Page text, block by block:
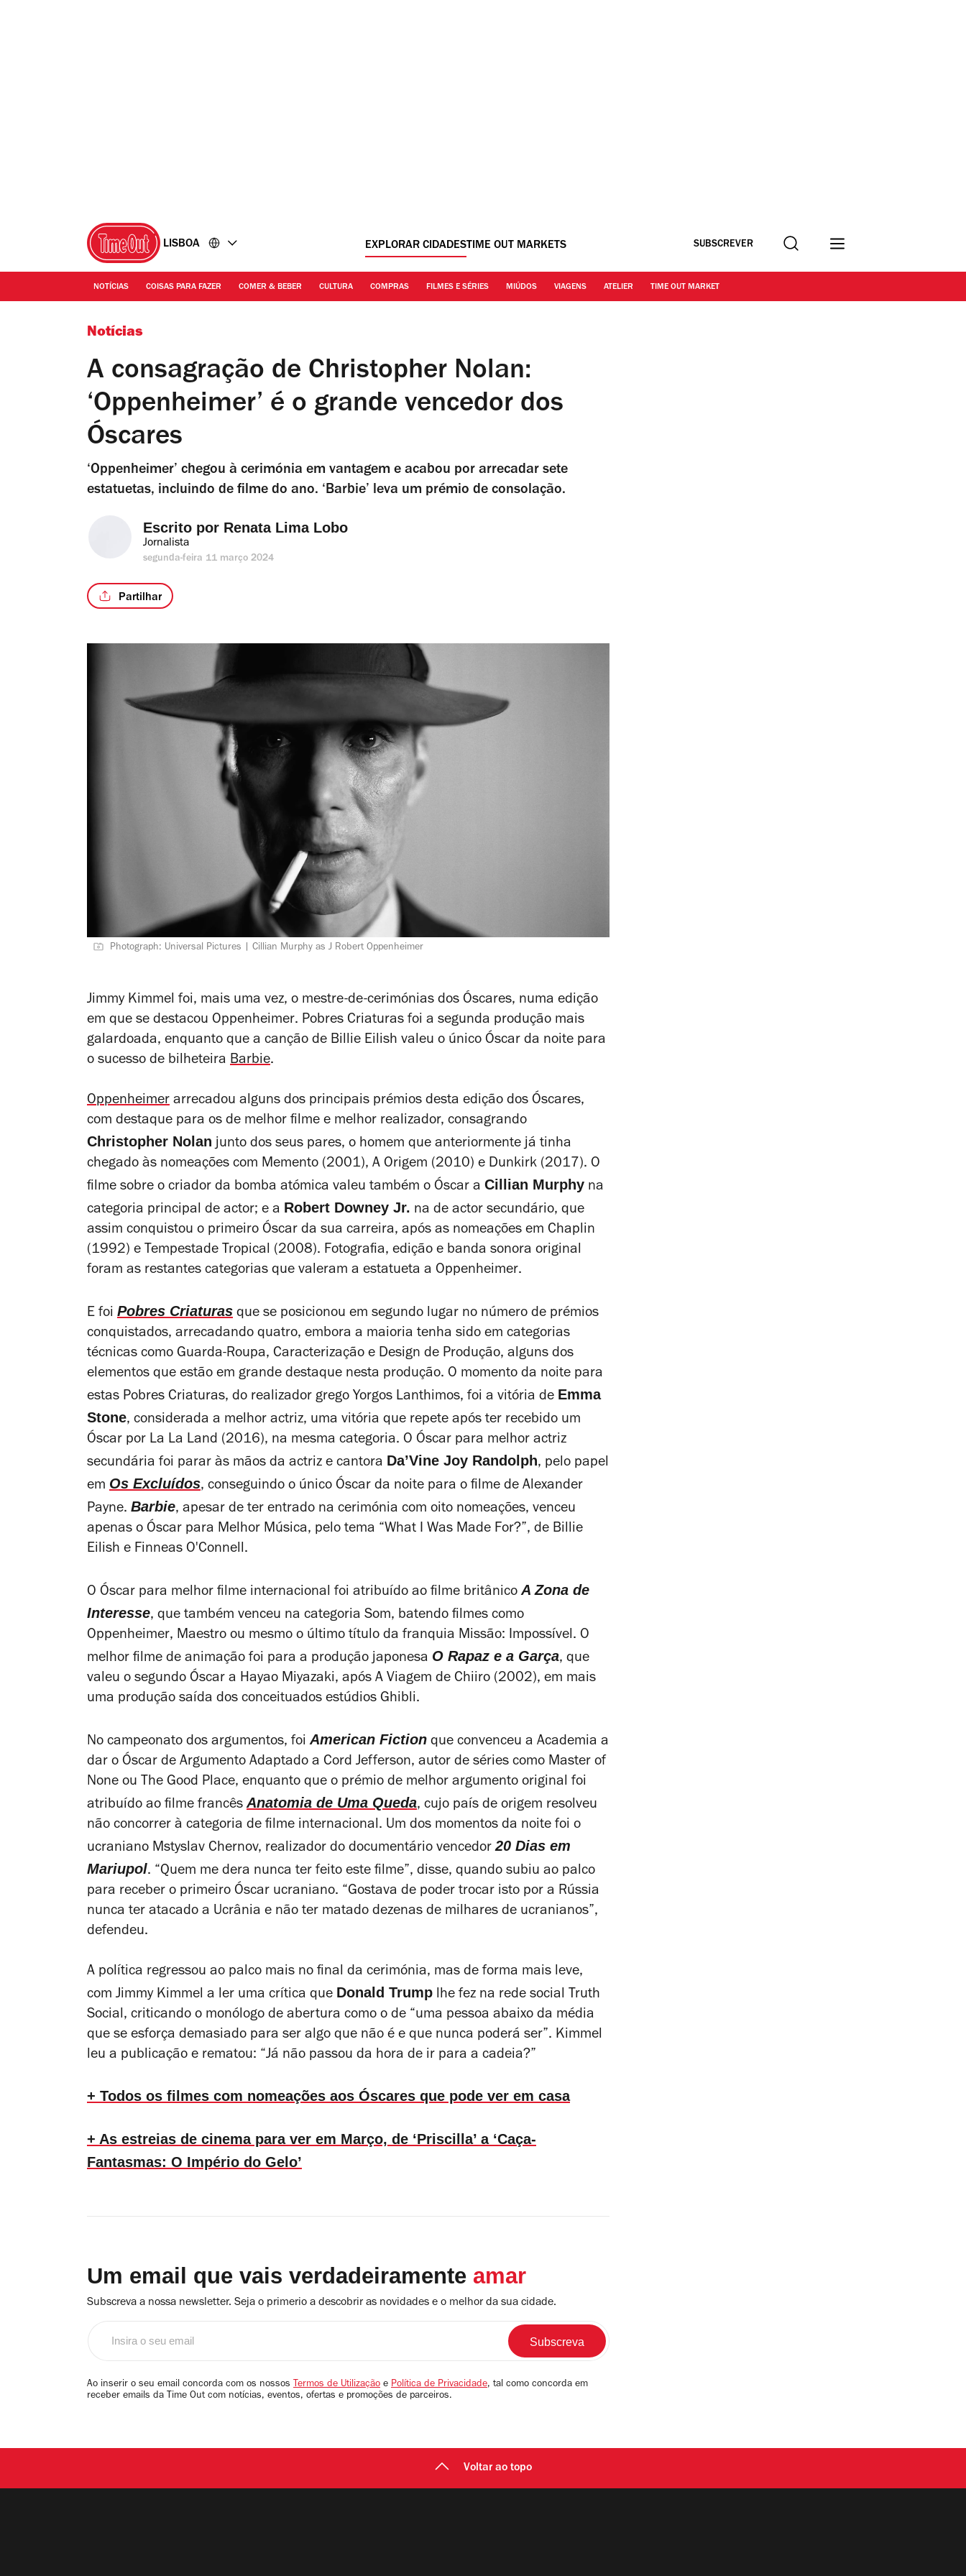
LISBOA EXPLORAR CIDADESTIME OUT MARKETS SUBSCREVER Procurar
NOTÍCIAS COISAS PARA FAZER COMER & BEBER CULTURA COMPRAS FILMES E SÉRIES MIÚDOS VIAGENS ATELIER TIME OUT MARKET
Notícias
A consagração de Christopher Nolan:
‘Oppenheimer’ é o grande vencedor dos
Óscares
‘Oppenheimer’ chegou à cerimónia em vantagem e acabou por arrecadar sete
estatuetas, incluindo de filme do ano. ‘Barbie’ leva um prémio de consolação.
Escrito por Renata Lima Lobo
Jornalista
segunda-feira 11 março 2024
Partilhar
Photograph: Universal Pictures | Cillian Murphy as J Robert Oppenheimer
Jimmy Kimmel foi, mais uma vez, o mestre-de-cerimónias dos Óscares, numa edição
em que se destacou Oppenheimer. Pobres Criaturas foi a segunda produção mais
galardoada, enquanto que a canção de Billie Eilish valeu o único Óscar da noite para
o sucesso de bilheteira Barbie.
Oppenheimer arrecadou alguns dos principais prémios desta edição dos Óscares,
com destaque para os de melhor filme e melhor realizador, consagrando
Christopher Nolan junto dos seus pares, o homem que anteriormente já tinha
chegado às nomeações com Memento (2001), A Origem (2010) e Dunkirk (2017). O
filme sobre o criador da bomba atómica valeu também o Óscar a Cillian Murphy na
categoria principal de actor; e a Robert Downey Jr. na de actor secundário, que
assim conquistou o primeiro Óscar da sua carreira, após as nomeações em Chaplin
(1992) e Tempestade Tropical (2008). Fotografia, edição e banda sonora original
foram as restantes categorias que valeram a estatueta a Oppenheimer.
E foi Pobres Criaturas que se posicionou em segundo lugar no número de prémios
conquistados, arrecadando quatro, embora a maioria tenha sido em categorias
técnicas como Guarda-Roupa, Caracterização e Design de Produção, alguns dos
elementos que estão em grande destaque nesta produção. O momento da noite para
estas Pobres Criaturas, do realizador grego Yorgos Lanthimos, foi a vitória de Emma
Stone, considerada a melhor actriz, uma vitória que repete após ter recebido um
Óscar por La La Land (2016), na mesma categoria. O Óscar para melhor actriz
secundária foi parar às mãos da actriz e cantora Da’Vine Joy Randolph, pelo papel
em Os Excluídos, conseguindo o único Óscar da noite para o filme de Alexander
Payne. Barbie, apesar de ter entrado na cerimónia com oito nomeações, venceu
apenas o Óscar para Melhor Música, pelo tema “What I Was Made For?”, de Billie
Eilish e Finneas O'Connell.
O Óscar para melhor filme internacional foi atribuído ao filme britânicoA Zona de
Interesse, que também venceu na categoria Som, batendo filmes como
Oppenheimer, Maestro ou mesmo o último título da franquia Missão: Impossível. O
melhor filme de animação foi para a produção japonesa O Rapaz e a Garça, que
valeu o segundo Óscar a Hayao Miyazaki, após A Viagem de Chiiro (2002), em mais
uma produção saída dos conceituados estúdios Ghibli.
No campeonato dos argumentos, foiAmerican Fiction que convenceu a Academia a
dar o Óscar de Argumento Adaptado a Cord Jefferson, autor de séries como Master of
None ou The Good Place, enquanto que o prémio de melhor argumento original foi
atribuído ao filme francêsAnatomia de Uma Queda, cujo país de origem resolveu
não concorrer à categoria de filme internacional. Um dos momentos da noite foi o
ucraniano Mstyslav Chernov, realizador do documentário vencedor20 Dias em
Mariupol. “Quem me dera nunca ter feito este filme”, disse, quando subiu ao palco
para receber o primeiro Óscar ucraniano. “Gostava de poder trocar isto por a Rússia
nunca ter atacado a Ucrânia e não ter matado dezenas de milhares de ucranianos”,
defendeu.
A política regressou ao palco mais no final da cerimónia, mas de forma mais leve,
com Jimmy Kimmel a ler uma crítica que Donald Trump lhe fez na rede social Truth
Social, criticando o monólogo de abertura como o de “uma pessoa abaixo da média
que se esforça demasiado para ser algo que não é e que nunca poderá ser”. Kimmel
leu a publicação e rematou: “Já não passou da hora de ir para a cadeia?”
+ Todos os filmes com nomeações aos Óscares que pode ver em casa
+ As estreias de cinema para ver em Março, de ‘Priscilla’ a ‘Caça-
Fantasmas: O Império do Gelo’
Um email que vais verdadeiramente amar
Subscreva a nossa newsletter. Seja o primerio a descobrir as novidades e o melhor da sua cidade.
email
Ao inserir o seu email concorda com os nossos Termos de Utilização e Política de Privacidade, tal como concorda em
receber emails da Time Out com notícias, eventos, ofertas e promoções de parceiros.
Voltar ao topo